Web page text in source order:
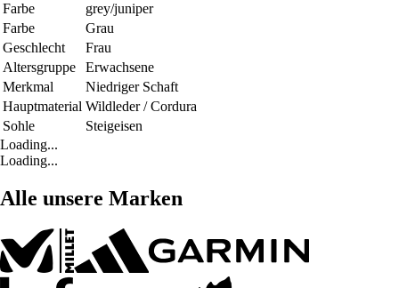
Farbe
grey/juniper
Farbe
Grau
Geschlecht
Frau
Altersgruppe
Erwachsene
Merkmal
Niedriger Schaft
Hauptmaterial Wildleder / Cordura
Sohle
Steigeisen
Loading...
Loading...
Alle unsere Marken